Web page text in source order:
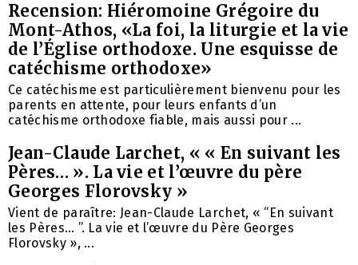
Recension: Hiéromoine Grégoire du
Mont-Athos, «La foi, la liturgie et la vie
de l’Église orthodoxe. Une esquisse de
catéchisme orthodoxe»
Ce catéchisme est particulièrement bienvenu pour les
parents en attente, pour leurs enfants d’un
catéchisme orthodoxe fiable, mais aussi pour ...
Jean-Claude Larchet, « « En suivant les
Pères… ». La vie et l’œuvre du père
Georges Florovsky »
Vient de paraître: Jean-Claude Larchet, « “En suivant
les Pères… ”. La vie et l’œuvre du Père Georges
Florovsky », ...